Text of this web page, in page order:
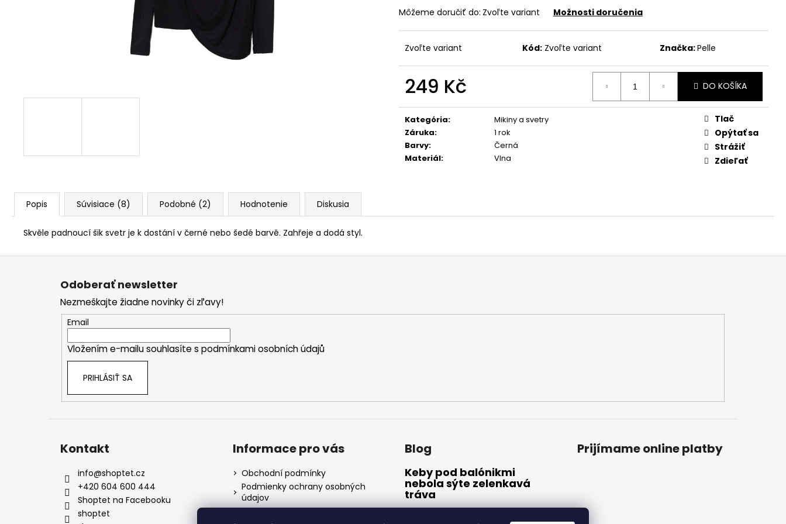
Môžeme doručiť do: Zvoľte variant Možnosti doručenia
Zvoľte variant Kód: Zvoľte variant Značka:Pelle
249 Kč
cena:
DO KOŠÍKA
Kategória:
Mikiny a svetry
Záruka:
1 rok
Barvy:
Černá
Materiál: Vlna
Tlač
Opýtať sa
Strážiť
Zdieľať
Popis Súvisiace (8) Podobné (2) Hodnotenie Diskusia
Skvěle padnoucí šik svetr je k dostání v černé nebo šedé barvě. Zahřeje a dodá styl.
1 889 Kč
Z
Odoberať newsletter
Nezmeškajte žiadne novinky či zľavy!
Email
Vložením e-mailu souhlasíte s podmínkami osobních údajů
PRIHLÁSIŤ SA
Kontakt
info@shoptet.cz
+420 604 600 444
Shoptet na Facebooku
shoptet
Informace pro vás
Obchodní podmínky
Podmienky ochrany osobných
údajov
Kontakty
Blog
Keby pod balónikmi
nebola sýte zelenkavá
tráva
14.10.2018
Červený sa vedľa modrého a
Prijímame online platby